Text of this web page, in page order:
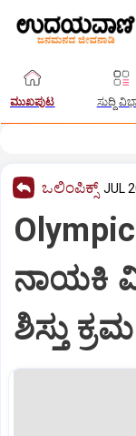
ಮುಖಪುಟ ಸುದ್ದಿ
ಒಲಿಂಪಿಕ್ಸ್ JUL
ನಾಯಕಿ
ಶಿಸ್ತು ಕ್ರಮ